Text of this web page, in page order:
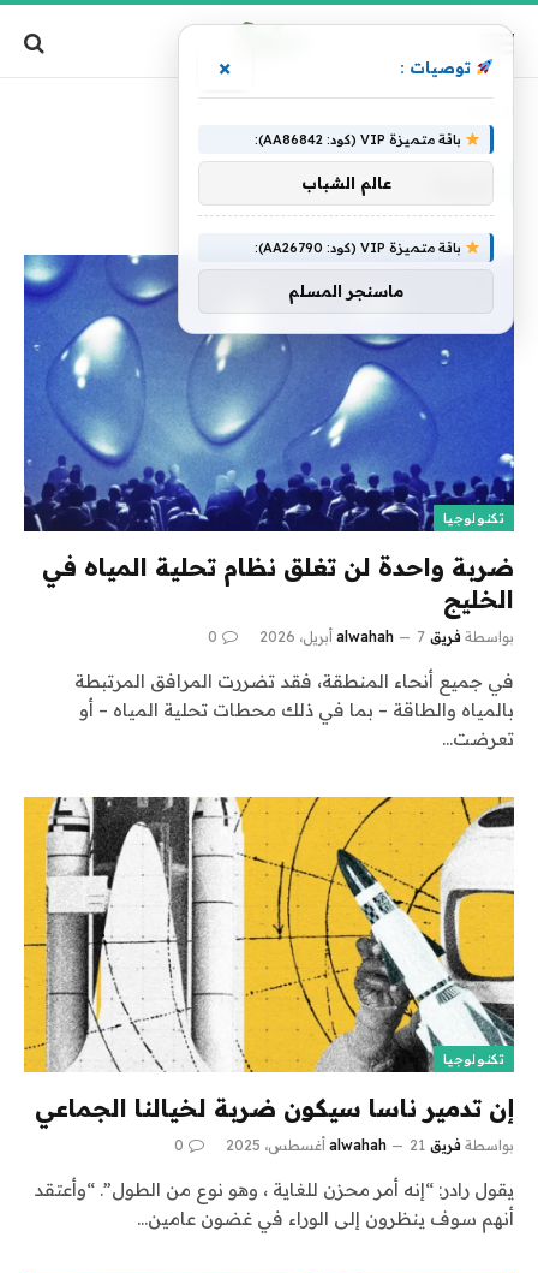
تكنولوجيا
ضربة واحدة لن تغلق نظام تحلية المياه في
الخليج
بواسطة فريق alwahah 7 أبريل، 2026 0
في جميع أنحاء المنطقة، فقد تضررت المرافق المرتبطة
بالمياه والطاقة – بما في ذلك محطات تحلية المياه – أو
تعرضت…
تكنولوجيا
إن تدمير ناسا سيكون ضربة لخيالنا الجماعي
بواسطة فريق alwahah 21 أغسطس، 2025 0
يقول رادر: “إنه أمر محزن للغاية ، وهو نوع من الطول”. “وأعتقد
أنهم سوف ينظرون إلى الوراء في غضون عامين…
توصيات : ×
باقة متميزة VIP (كود: AA86842):
عالم الشباب
باقة متميزة VIP (كود: AA26790):
ماسنجر المسلم